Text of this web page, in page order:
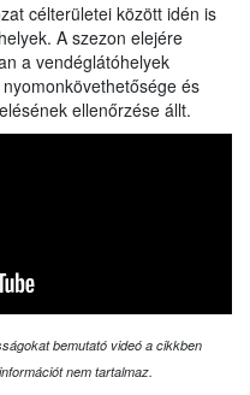
célterületei között idén is
A szezon elejére
a vendéglátóhelyek
és
ellenőrzése állt.
bemutató videó a cikkben
nem tartalmaz.